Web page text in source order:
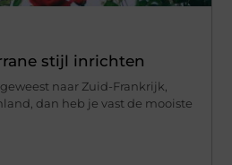
stijl inrichten
naar Zuid-Frankrijk,
dan heb je vast de mooiste